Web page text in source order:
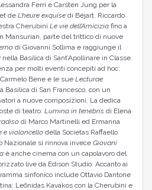
Ferri e Carsten Jung per la
de L’heure exquise di Béjart. Riccardo
Cherubini Le vie dell’Amiciziafino a
Mansurian, parte del trittico di nuove
di Giovanni Sollima e raggiunge il
Basilica di Sant’Apollinare in Classe.
per molti eventi concepiti ad hoc:
Bene e le sue Lecturae
Basilica di San Francesco, con un
a nuove composizioni. La dedica
di teatro: Lumina in tenebris di Elena
di Marco Martinelli ed Ermanna
e violoncello della Societas Raffaello
Nazionale si rinnova invece Giovani
è anche cinema con un capolavoro del
live da Edison Studio. Accanto ai
sinfonico include Ottavio Dantone
Leōnidas Kavakos con la Cherubini e